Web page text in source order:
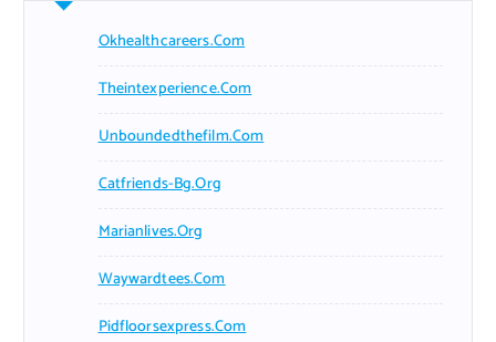
Okhealthcareers.com
Theintexperience.com
Unboundedthefilm.com
Catfriends-Bg.org
Marianlives.org
Waywardtees.com
Pidfloorsexpress.com